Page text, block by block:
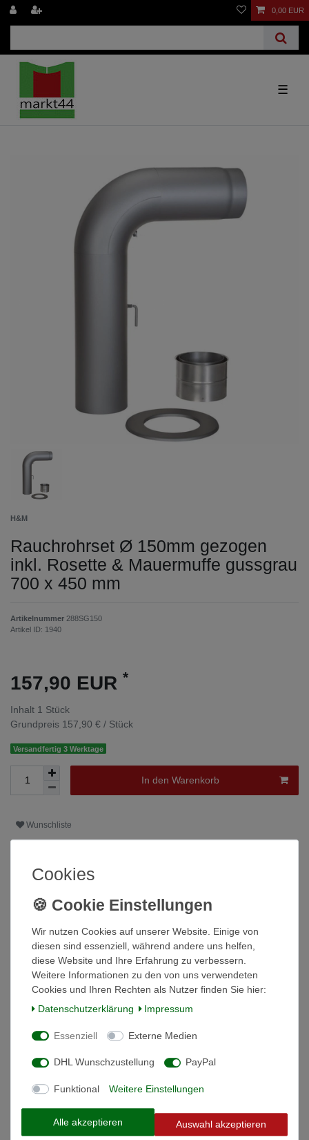
0,00 EUR
☰
H&M
Rauchrohrset Ø 150mm gezogen
inkl. Rosette & Mauermuffe gussgrau
700 x 450 mm
Artikelnummer 288SG150
Artikel ID: 1940
157,90 EUR *
Inhalt 1 Stück
Grundpreis 157,90 € / Stück
Versandfertig 3 Werktage
In den Warenkorb
Wunschliste
Beschreibung
Weitere Details
Informationen zur Produktsicherheit
Rauchrohr-Set grau Ø 150 mm
- Rauchrohrset für Kaminöfen und Herde
- Materialstärke 2 mm
- geschliffene Nähte
Cookies
Wir nutzen Cookies auf unserer Website. Einige von
diesen sind essenziell, während andere uns helfen,
diese Website und Ihre Erfahrung zu verbessern.
Weitere Informationen zu den von uns verwendeten
Cookies und Ihren Rechten als Nutzer finden Sie hier:
Daten­schutz­erklärung
Impressum
Essenziell Externe Medien
DHL Wunschzustellung PayPal
Funktional Weitere Einstellungen
Alle akzeptieren Auswahl akzeptieren